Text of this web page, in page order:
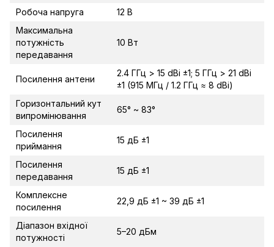
Робоча напруга
12 В
Максимальна
потужність
передавання
10 Вт
Посилення антени
2.4 ГГц > 15 dBi ±1; 5 ГГц > 21 dBi
±1 (915 МГц / 1.2 ГГц ≈ 8 dBi)
Горизонтальний кут
випромінювання
65° ~ 83°
Посилення
приймання
15 дБ ±1
Посилення
передавання
15 дБ ±1
Комплексне
посилення
22,9 дБ ±1 ~ 39 дБ ±1
Діапазон вхідної
потужності
5–20 дБм